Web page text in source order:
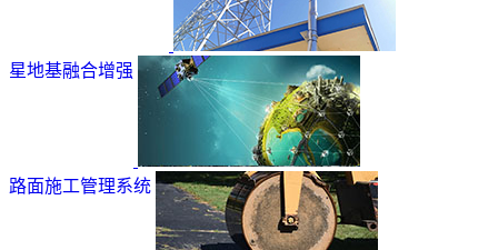
星地基融合增强
路面施工管理系统